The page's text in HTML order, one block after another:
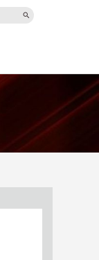
search